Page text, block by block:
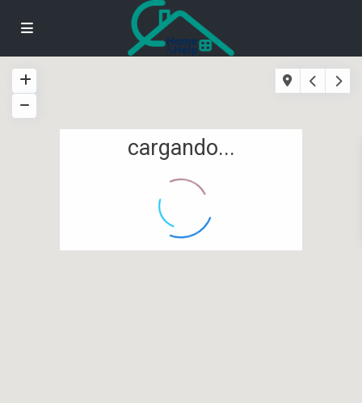
cargando...